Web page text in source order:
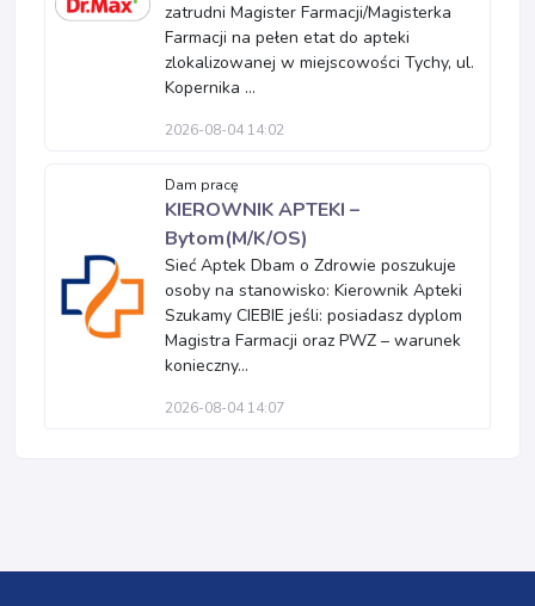
zatrudni Magister Farmacji/Magisterka
Farmacji na pełen etat do apteki
zlokalizowanej w miejscowości Tychy, ul.
Kopernika ...
2026-08-04 14:02
Dam pracę
KIEROWNIK APTEKI –
Bytom(M/K/OS)
Sieć Aptek Dbam o Zdrowie poszukuje
osoby na stanowisko: Kierownik Apteki
Szukamy CIEBIE jeśli: posiadasz dyplom
Magistra Farmacji oraz PWZ – warunek
konieczny...
2026-08-04 14:07